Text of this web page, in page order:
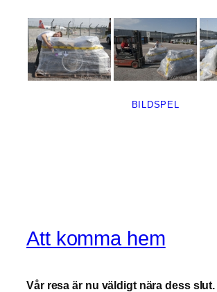
BILDSPEL
Att komma hem
Vår resa är nu väldigt nära dess slut.